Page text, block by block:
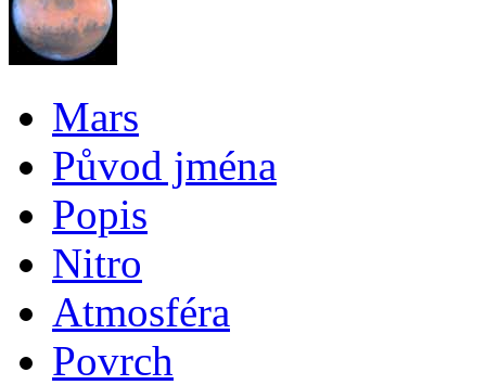
Mars
Původ jména
Popis
Nitro
Atmosféra
Povrch